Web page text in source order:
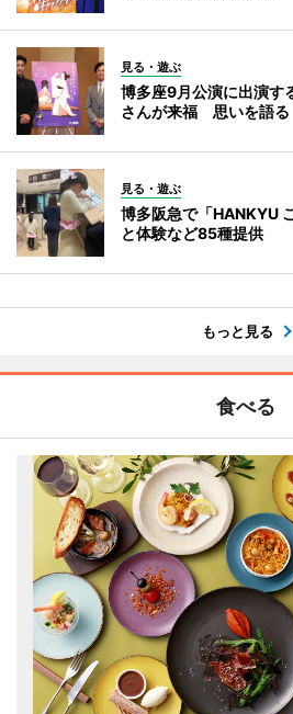
見る・遊ぶ
博多座9月公演に出演す
さんが来福 思いを語る
見る・遊ぶ
博多阪急で「HANKYU
と体験など85種提供
もっと見る
食べる